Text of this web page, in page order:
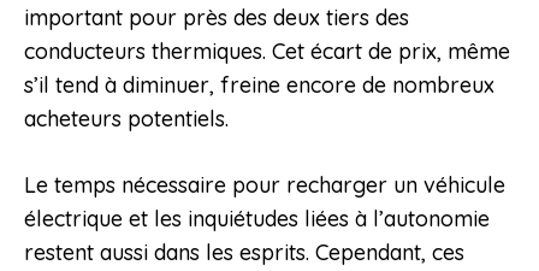
important pour près des deux tiers des
conducteurs thermiques. Cet écart de prix, même
s’il tend à diminuer, freine encore de nombreux
acheteurs potentiels.
Le temps nécessaire pour recharger un véhicule
électrique et les inquiétudes liées à l’autonomie
restent aussi dans les esprits. Cependant, ces